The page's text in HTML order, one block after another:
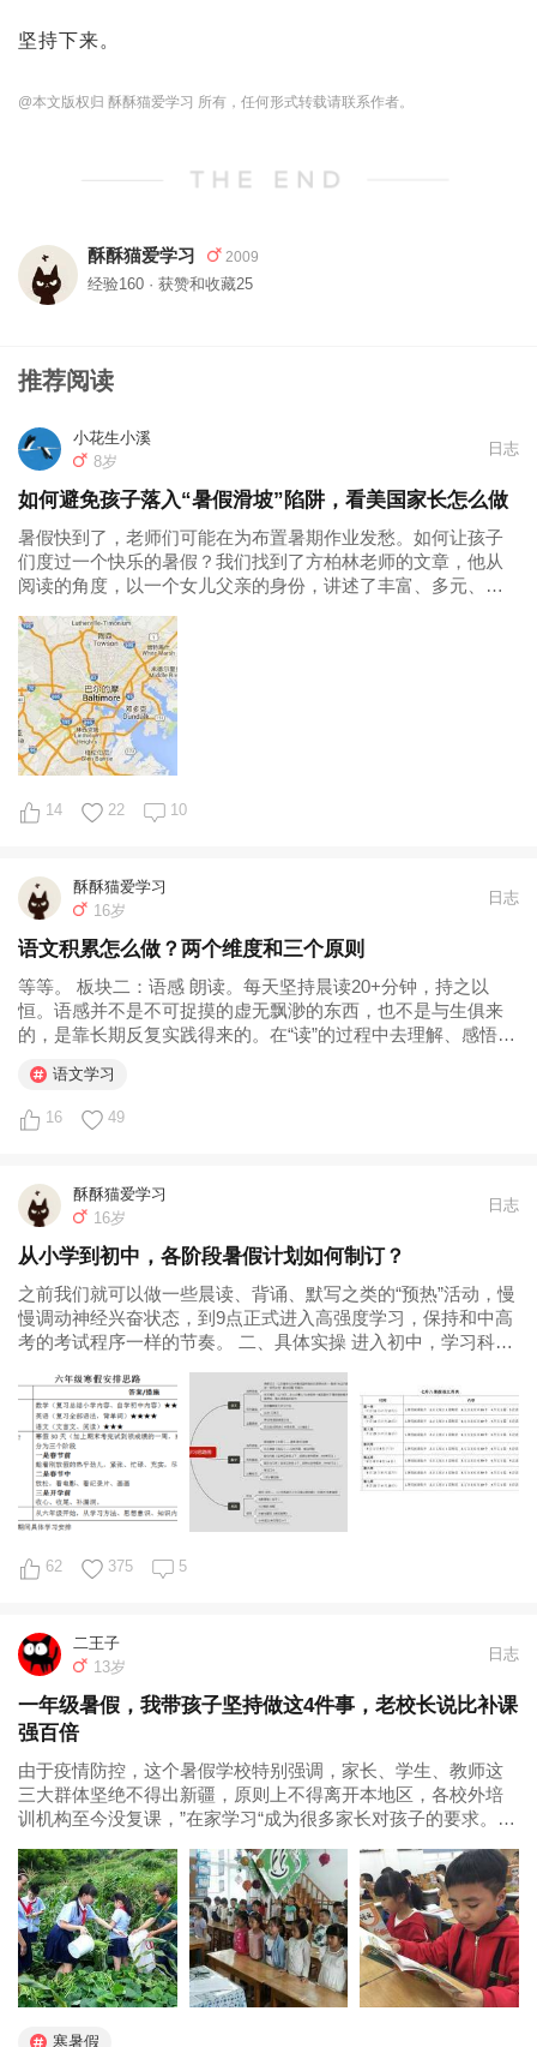
坚持下来。
@本文版权归 酥酥猫爱学习 所有，任何形式转载请联系作者。
酥酥猫爱学习 2009
经验160 · 获赞和收藏25
推荐阅读
小花生小溪
8岁
日志
如何避免孩子落入“暑假滑坡”陷阱，看美国家长怎么做
暑假快到了，老师们可能在为布置暑期作业发愁。如何让孩子
们度过一个快乐的暑假？我们找到了方柏林老师的文章，他从
阅读的角度，以一个女儿父亲的身份，讲述了丰富、多元、有
一直延续到八月份。长达三个月的时间里，如何打发孩子的时
间是个大问题。和国内不同的...
14 22 10
酥酥猫爱学习
16岁
日志
语文积累怎么做？两个维度和三个原则
等等。 板块二：语感 朗读。每天坚持晨读20+分钟，持之以
恒。语感并不是不可捉摸的虚无飘渺的东西，也不是与生俱来
的，是靠长期反复实践得来的。在“读”的过程中去理解、感悟写
的“朗读”重在体会文章的立意、结构、语言、情感；不是让孩子
像朗诵家一样进行...
语文学习
16 49
酥酥猫爱学习
16岁
日志
从小学到初中，各阶段暑假计划如何制订？
之前我们就可以做一些晨读、背诵、默写之类的“预热”活动，慢
慢调动神经兴奋状态，到9点正式进入高强度学习，保持和中高
考的考试程序一样的节奏。 二、具体实操 进入初中，学习科目
总表、周表、日表。（10天左右的旅行时间，计划另定） 1.总
任务表 这个...
62 375 5
二王子
13岁
日志
一年级暑假，我带孩子坚持做这4件事，老校长说比补课
强百倍
由于疫情防控，这个暑假学校特别强调，家长、学生、教师这
三大群体坚绝不得出新疆，原则上不得离开本地区，各校外培
训机构至今没复课，”在家学习“成为很多家长对孩子的要求。
课本、教辅，作业本，准备暑假一到，就”在家提前开学“。 而
我，暑假以来，只坚持...
寒暑假